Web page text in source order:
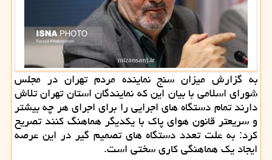
به گزارش میزان سنج نماینده مردم تهران در مجلس
شورای اسلامی با بیان این كه نمایندگان استان تهران تلاش
دارند تمام دستگاه های اجرایی را برای اجرای هر چه بیشتر
و سریعتر قانون هوای پاك با یكدیگر هماهنگ كنند تصریح
كرد: به علت تعدد دستگاه های تصمیم گیر در این عرصه
ایجاد یك هماهنگی كاری سختی است.